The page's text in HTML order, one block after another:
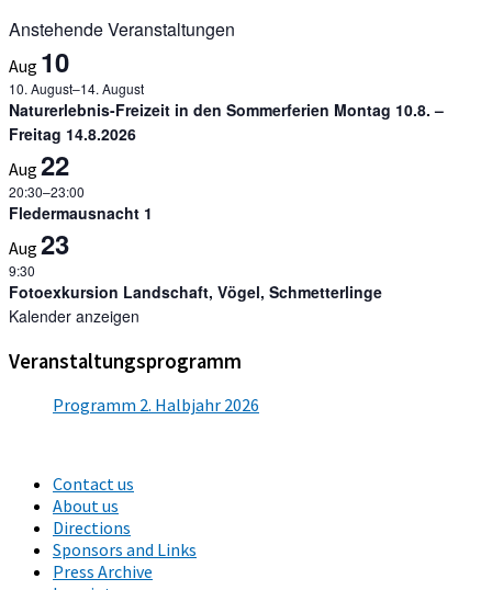
Anstehende Veranstaltungen
Aug 10
10. August–14. August
Naturerlebnis-Freizeit in den Sommerferien Montag 10.8. –
Freitag 14.8.2026
Aug 22
20:30–23:00
Fledermausnacht 1
Aug 23
9:30
Fotoexkursion Landschaft, Vögel, Schmetterlinge
Kalender anzeigen
Veranstaltungsprogramm
Programm 2. Halbjahr 2026
Contact us
About us
Directions
Sponsors and Links
Press Archive